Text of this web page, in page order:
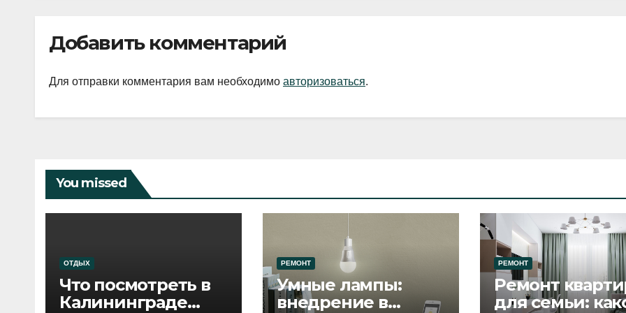
Добавить комментарий
Для отправки комментария вам необходимо авторизоваться.
You missed
ОТДЫХ
Что посмотреть в
Калининграде
РЕМОНТ
Умные лампы:
внедрение в
РЕМОНТ
Ремонт
для семьи: